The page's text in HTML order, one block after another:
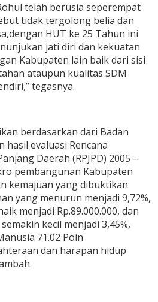
telah berusia seperempat
tidak tergolong belia dan
HUT ke 25 Tahun ini
jati diri dan kekuatan
Kabupaten lain baik dari sisi
ataupun kualitas SDM
tegasnya.
berdasarkan dari Badan
hasil evaluasi Rencana
Daerah (RPJPD) 2005 –
pembangunan Kabupaten
kemajuan yang dibuktikan
yang menurun menjadi 9,72%,
menjadi Rp.89.000.000, dan
kecil menjadi 3,45%,
71.02 Poin
dan harapan hidup